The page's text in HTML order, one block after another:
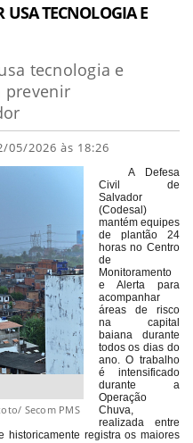
USA TECNOLOGIA E
tecnologia e
prevenir
05/2026 às 18:26
Secom PMS
A Defesa
Civil de
Salvador
(Codesal)
mantém equipes
de plantão 24
horas no Centro
de
Monitoramento
e Alerta para
acompanhar
áreas de risco
na capital
baiana durante
todos os dias do
ano. O trabalho
é intensificado
durante a
Operação
Chuva,
realizada entre
registra os maiores